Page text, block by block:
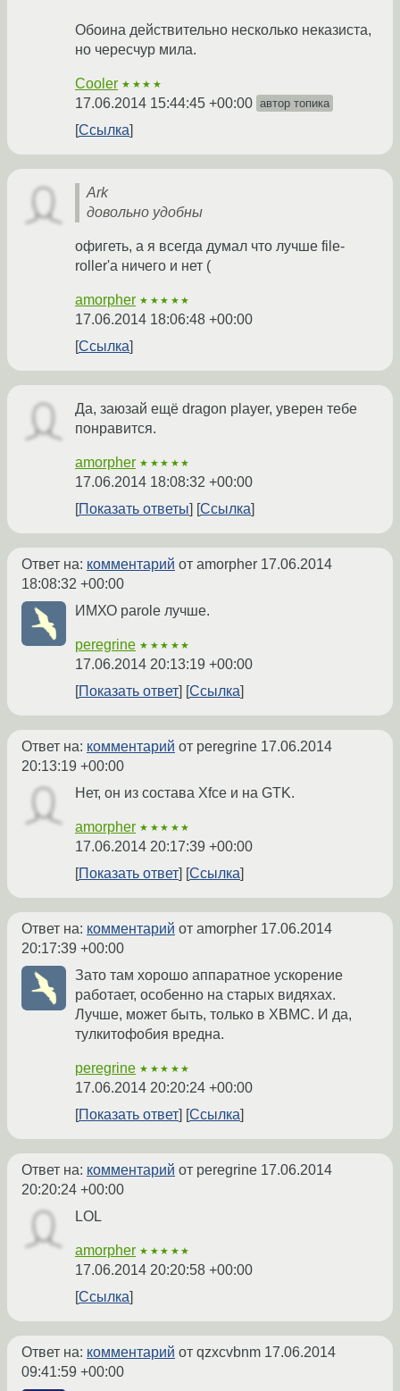
Обоина действительно несколько неказиста,
но чересчур мила.
Cooler ★★★★
17.06.2014 15:44:45 +00:00 автор топика
Ссылка
Ark
довольно удобны
офигеть, а я всегда думал что лучше file-
roller'а ничего и нет (
amorpher ★★★★★
17.06.2014 18:06:48 +00:00
Ссылка
Да, заюзай ещё dragon player, уверен тебе
понравится.
amorpher ★★★★★
17.06.2014 18:08:32 +00:00
Показать ответы
Ссылка
Ответ на: комментарий от amorpher 17.06.2014
18:08:32 +00:00
ИМХО parole лучше.
peregrine ★★★★★
17.06.2014 20:13:19 +00:00
Показать ответ
Ссылка
Ответ на: комментарий от peregrine 17.06.2014
20:13:19 +00:00
Нет, он из состава Xfce и на GTK.
amorpher ★★★★★
17.06.2014 20:17:39 +00:00
Показать ответ
Ссылка
Ответ на: комментарий от amorpher 17.06.2014
20:17:39 +00:00
Зато там хорошо аппаратное ускорение
работает, особенно на старых видяхах.
Лучше, может быть, только в XBMC. И да,
тулкитофобия вредна.
peregrine ★★★★★
17.06.2014 20:20:24 +00:00
Показать ответ
Ссылка
Ответ на: комментарий от peregrine 17.06.2014
20:20:24 +00:00
LOL
amorpher ★★★★★
17.06.2014 20:20:58 +00:00
Ссылка
Ответ на: комментарий от qzxcvbnm 17.06.2014
09:41:59 +00:00